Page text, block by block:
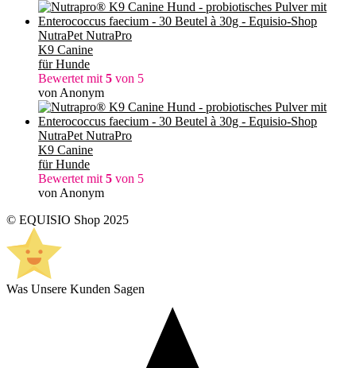
NutraPet NutraPro
K9 Canine
für Hunde
Bewertet mit 5 von 5
von Anonym
NutraPet NutraPro
K9 Canine
für Hunde
Bewertet mit 5 von 5
von Anonym
© EQUISIO Shop 2025
Was Unsere Kunden Sagen